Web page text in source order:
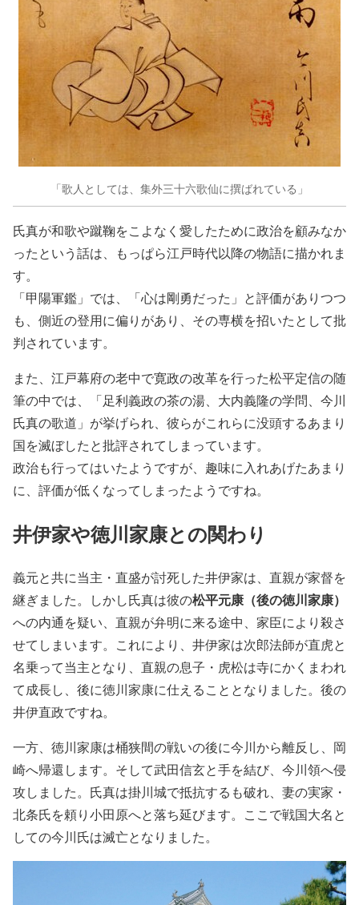
「歌人としては、集外三十六歌仙に撰ばれている」
氏真が和歌や蹴鞠をこよなく愛したために政治を顧みなか
ったという話は、もっぱら江戸時代以降の物語に描かれま
す。
「甲陽軍鑑」では、「心は剛勇だった」と評価がありつつ
も、側近の登用に偏りがあり、その専横を招いたとして批
判されています。
また、江戸幕府の老中で寛政の改革を行った松平定信の随
筆の中では、「足利義政の茶の湯、大内義隆の学問、今川
氏真の歌道」が挙げられ、彼らがこれらに没頭するあまり
国を滅ぼしたと批評されてしまっています。
政治も行ってはいたようですが、趣味に入れあげたあまり
に、評価が低くなってしまったようですね。
井伊家や徳川家康との関わり
義元と共に当主・直盛が討死した井伊家は、直親が家督を
継ぎました。しかし氏真は彼の松平元康（後の徳川家康）
への内通を疑い、直親が弁明に来る途中、家臣により殺さ
せてしまいます。これにより、井伊家は次郎法師が直虎と
名乗って当主となり、直親の息子・虎松は寺にかくまわれ
て成長し、後に徳川家康に仕えることとなりました。後の
井伊直政ですね。
一方、徳川家康は桶狭間の戦いの後に今川から離反し、岡
崎へ帰還します。そして武田信玄と手を結び、今川領へ侵
攻しました。氏真は掛川城で抵抗するも破れ、妻の実家・
北条氏を頼り小田原へと落ち延びます。ここで戦国大名と
しての今川氏は滅亡となりました。